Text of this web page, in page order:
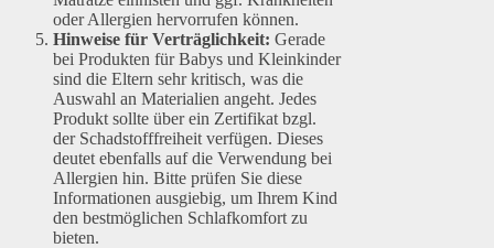
oder Allergien hervorrufen können.
Hinweise für Verträglichkeit: Gerade
bei Produkten für Babys und Kleinkinder
sind die Eltern sehr kritisch, was die
Auswahl an Materialien angeht. Jedes
Produkt sollte über ein Zertifikat bzgl.
der Schadstofffreiheit verfügen. Dieses
deutet ebenfalls auf die Verwendung bei
Allergien hin. Bitte prüfen Sie diese
Informationen ausgiebig, um Ihrem Kind
den bestmöglichen Schlafkomfort zu
bieten.